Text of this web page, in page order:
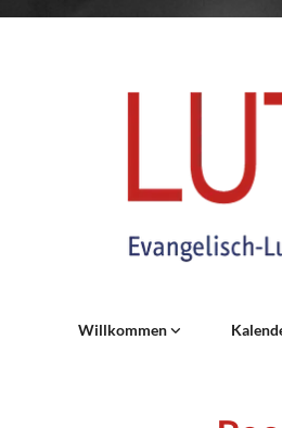
Willkommen